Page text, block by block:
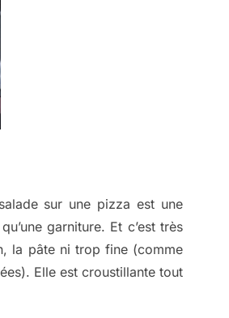
sur une pizza est une
garniture. Et c’est très
la pâte ni trop fine (comme
Elle est croustillante tout